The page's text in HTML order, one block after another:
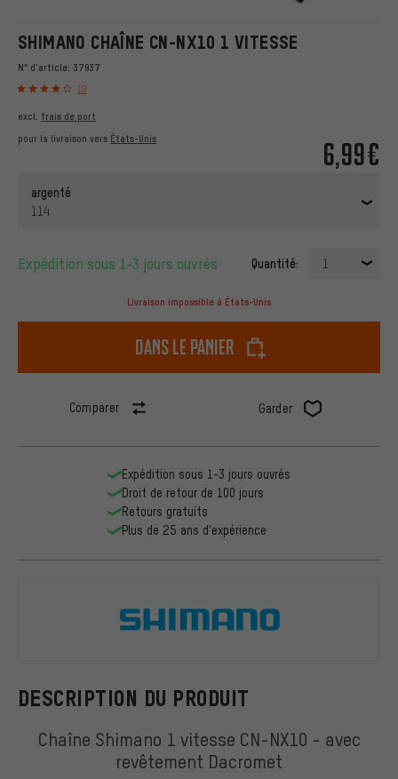
SHIMANO CHAÎNE CN-NX10 1 VITESSE
N° d'article: 37937
19
6,99€
excl. frais de port
pour la livraison vers États-Unis
argenté
114
Expédition sous 1-3 jours ouvrés Quantité: 1
Livraison impossible à États-Unis
dans le panier
Comparer Garder
DESCRIPTION DU PRODUIT
Chaîne Shimano 1 vitesse CN-NX10 - avec
revêtement Dacromet
Expédition sous 1-3 jours ouvrés
Droit de retour de 100 jours
Retours gratuits
Plus de 25 ans d'expérience
Shimano